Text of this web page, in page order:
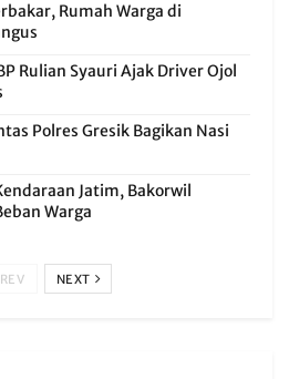
Rumah Warga di
Rulian Syauri Ajak Driver Ojol
Polres Gresik Bagikan Nasi
Jatim, Bakorwil
Warga
NEXT